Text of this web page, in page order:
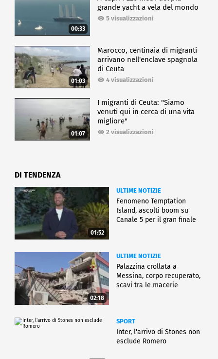
00:33
grande yacht a vela del mondo
5 visualizzazioni
01:03
Marocco, centinaia di migranti
arrivano nell'enclave spagnola
di Ceuta
4 visualizzazioni
01:07
I migranti di Ceuta: "Siamo
venuti qui in cerca di una vita
migliore"
2 visualizzazioni
DI TENDENZA
01:52
ULTIME NOTIZIE
Fenomeno Temptation
Island, ascolti boom su
Canale 5 per il gran finale
02:18
ULTIME NOTIZIE
Palazzina crollata a
Messina, corpo recuperato,
scavi tra le macerie
SPORT
Inter, l'arrivo di Stones non
esclude Romero